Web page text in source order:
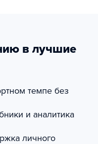
в лучшие
темпе без
и аналитика
личного